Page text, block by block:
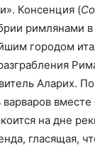
Консенция (
римлянами
городом
Аларих.
на дне
гласящая,